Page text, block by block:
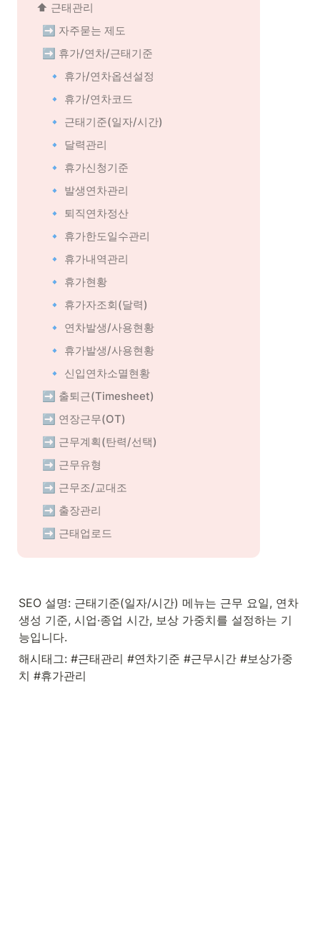
⬆️ 근태관리
➡️ 자주묻는 제도
➡️ 휴가/연차/근태기준
🔹 휴가/연차옵션설정
🔹 휴가/연차코드
🔹 근태기준(일자/시간)
🔹 달력관리
🔹 휴가신청기준
🔹 발생연차관리
🔹 퇴직연차정산
🔹 휴가한도일수관리
🔹 휴가내역관리
🔹 휴가현황
🔹 휴가자조회(달력)
🔹 연차발생/사용현황
🔹 휴가발생/사용현황
🔹 신입연차소멸현황
➡️ 출퇴근(Timesheet)
➡️ 연장근무(OT)
➡️ 근무계획(탄력/선택)
➡️ 근무유형
➡️ 근무조/교대조
➡️ 출장관리
➡️ 근태업로드
SEO 설명: 근태기준(일자/시간) 메뉴는 근무 요일, 연차
생성 기준, 시업·종업 시간, 보상 가중치를 설정하는 기
능입니다.
해시태그: #근태관리 #연차기준 #근무시간 #보상가중
치 #휴가관리